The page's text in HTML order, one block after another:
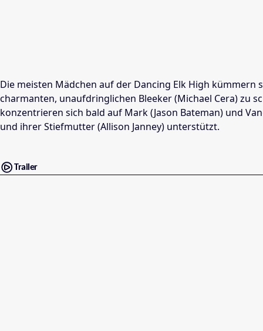
Die meisten Mädchen auf der Dancing Elk High kümmern
charmanten, unaufdringlichen Bleeker (Michael Cera) zu
konzentrieren sich bald auf Mark (Jason Bateman) und
und ihrer Stiefmutter (Allison Janney) unterstützt.
Trailer